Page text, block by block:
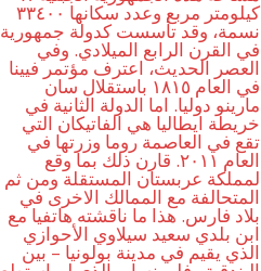
كيلومتر مربع وعدد سكانها ٣٣٤٠٠
نسمة، وقد تأسست كدولة جمهورية
في القرن الرابع الميلادي. وفي
العصر الحديث، اعترف مؤتمر فيينا
في العام ١٨١٥ باستقلال سان
مارينو دوليا. اما الدولة الثانية في
خريطة ايطاليا هي الفاتيكان التي
تقع في العاصمة روما وزرتها في
العام ٢٠١١. قارن ذلك بما وقع
لمملكة عربستان المستقلة ومن ثم
المتحالفة مع الممالك الاخرى في
بلاد فارس. هذا ما ناقشته هاتفيا مع
ابن بلدي سعيد سيلاوي الأحوازي
الذي يقيم في مدينة بولونيا – بين